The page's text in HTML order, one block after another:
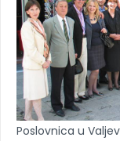
Poslovnica u